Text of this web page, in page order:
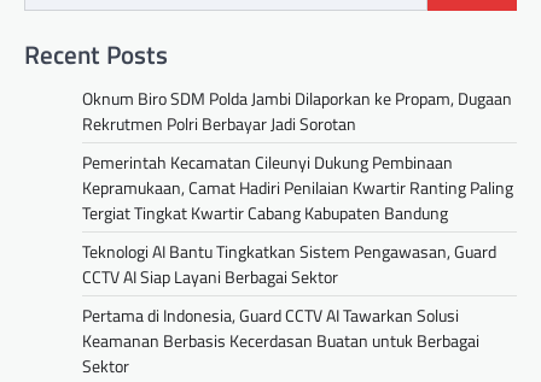
Recent Posts
Oknum Biro SDM Polda Jambi Dilaporkan ke Propam, Dugaan
Rekrutmen Polri Berbayar Jadi Sorotan
Pemerintah Kecamatan Cileunyi Dukung Pembinaan
Kepramukaan, Camat Hadiri Penilaian Kwartir Ranting Paling
Tergiat Tingkat Kwartir Cabang Kabupaten Bandung
Teknologi AI Bantu Tingkatkan Sistem Pengawasan, Guard
CCTV AI Siap Layani Berbagai Sektor
Pertama di Indonesia, Guard CCTV AI Tawarkan Solusi
Keamanan Berbasis Kecerdasan Buatan untuk Berbagai
Sektor